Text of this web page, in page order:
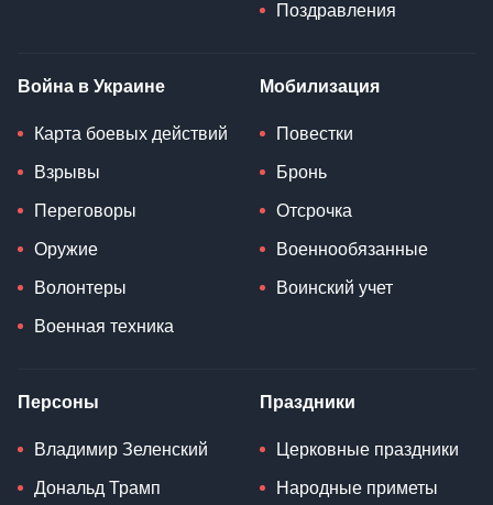
Поздравления
Война в Украине
Карта боевых действий
Взрывы
Переговоры
Оружие
Волонтеры
Военная техника
Мобилизация
Повестки
Бронь
Отсрочка
Военнообязанные
Воинский учет
Персоны
Владимир Зеленский
Дональд Трамп
Праздники
Церковные праздники
Народные приметы